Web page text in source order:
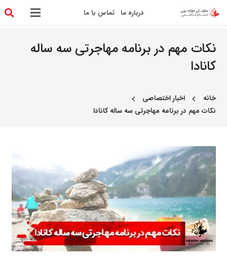
درباره ما تماس با ما
نکات مهم در برنامه مهاجرتی سه ساله
کانادا
خانه chevron_left اخبار اختصاصی chevron_left
نکات مهم در برنامه مهاجرتی سه ساله کانادا